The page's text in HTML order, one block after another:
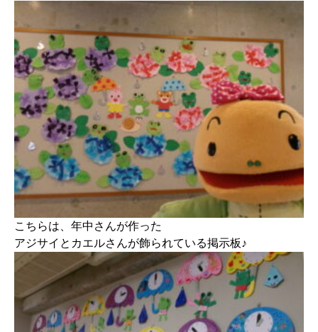
こちらは、年中さんが作った
アジサイとカエルさんが飾られている掲示板♪